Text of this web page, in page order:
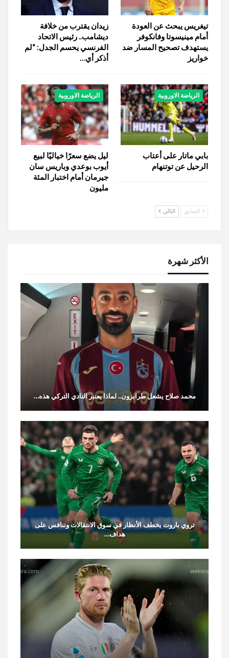
تيغريس يبحث عن العودة
أمام مينيسوتا وفانكوفر
يستهدف تصحيح المسار ضد
خواريز
زيدان يقترب من خلافة
ديشامب.. رئيس الاتحاد
الفرنسي يحسم الجدل: “لم
أذكر أي…
الرياضة الاوروبية
بابي ماتار على أعتاب
الرحيل عن توتنهام
الرياضة الاوروبية
ليل يضع سعرًا خياليًا لبيع
أيوب بوعدي وباريس سان
جيرمان أمام اختبار المئة
مليون
السابق التالي
الأكثر شهرة
محمد صلاح يشعل طرابزون.. لماذا يعتبر النادي التركي هذه…
تروي باروت يخطف الأنظار في سوق الانتقالات وتنافس على
هداف…